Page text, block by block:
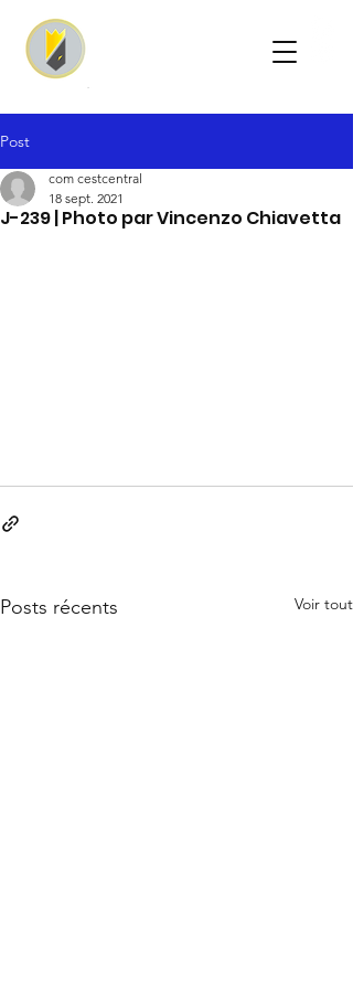
Post
J-239 | Photo par Vincenzo Chiavetta
com cestcentral
18 sept. 2021
Posts récents Voir tout